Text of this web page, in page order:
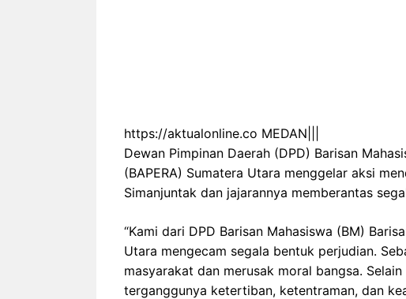
https://aktualonline.co MEDAN|||
Dewan Pimpinan Daerah (DPD) Barisan
(BAPERA) Sumatera Utara menggelar aksi
Simanjuntak dan jajarannya memberantas
“Kami dari DPD Barisan Mahasiswa (BM)
Utara mengecam segala bentuk perjudian.
masyarakat dan merusak moral bangsa.
terganggunya ketertiban, ketentraman, dan